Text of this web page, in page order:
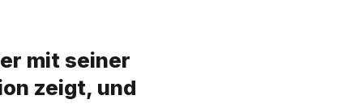
mit seiner
zeigt, und